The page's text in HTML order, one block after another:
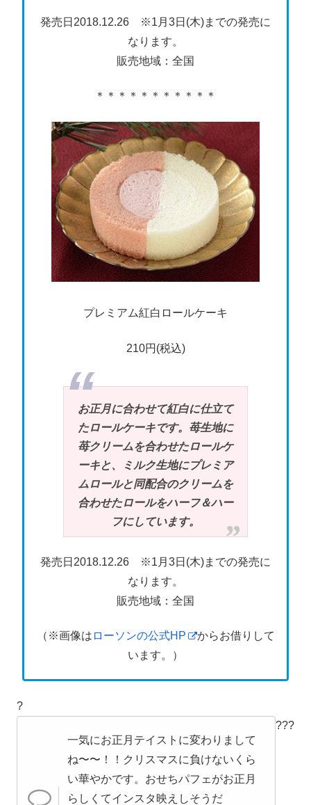
発売日2018.12.26 ※1月3日(木)までの発売に
なります。
販売地域：全国
＊＊＊＊＊＊＊＊＊＊＊
プレミアム紅白ロールケーキ
210円(税込)
お正月に合わせて紅白に仕立て
たロールケーキです。苺生地に
苺クリームを合わせたロールケ
ーキと、ミルク生地にプレミア
ムロールと同配合のクリームを
合わせたロールをハーフ＆ハー
フにしています。
発売日2018.12.26 ※1月3日(木)までの発売に
なります。
販売地域：全国
（※画像は ローソンの公式HP
からお借りして
います。）
?
一気にお正月テイストに変わりまして
ね〜〜！！クリスマスに負けないくら
い華やかです。おせちパフェがお正月
らしくてインスタ映えしそうだ
???